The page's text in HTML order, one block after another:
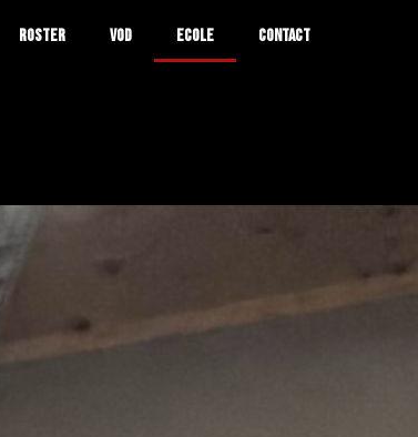
ROSTER VOD ECOLE CONTACT